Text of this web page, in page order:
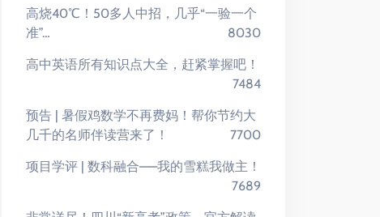
高烧40℃！50多人中招，几乎“一验一个
准”…
8030
高中英语所有知识点大全，赶紧掌握吧！
7484
预告 | 暑假鸡数学不再费妈！帮你节约大
几千的名师伴读营来了！
7700
项目学评 | 数科融合——我的雪糕我做主！
7689